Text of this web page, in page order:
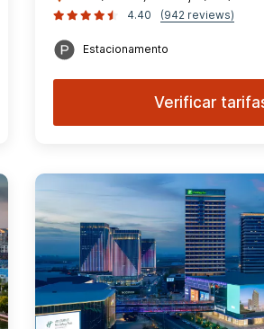
4.40
(942 reviews)
Estacionamento
Verificar